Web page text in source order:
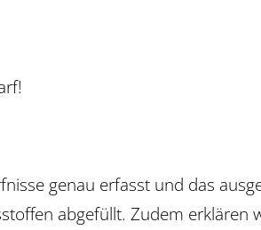
genau erfasst und das
abgefüllt. Zudem erklären